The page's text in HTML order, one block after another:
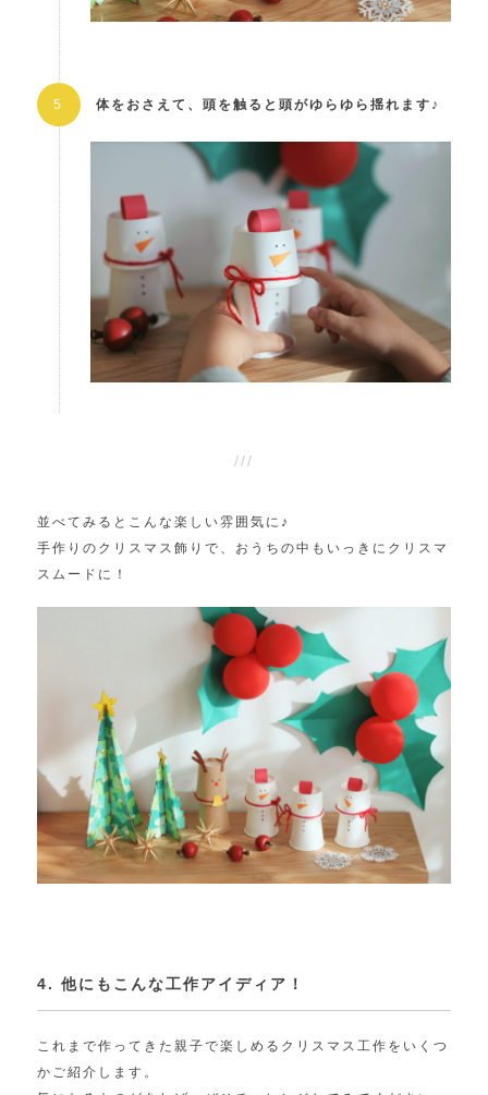
体をおさえて、頭を触ると頭がゆらゆら揺れます♪
並べてみるとこんな楽しい雰囲気に♪
手作りのクリスマス飾りで、おうちの中もいっきにクリスマ
スムードに！
4. 他にもこんな工作アイディア！
これまで作ってきた親子で楽しめるクリスマス工作をいくつ
かご紹介します。